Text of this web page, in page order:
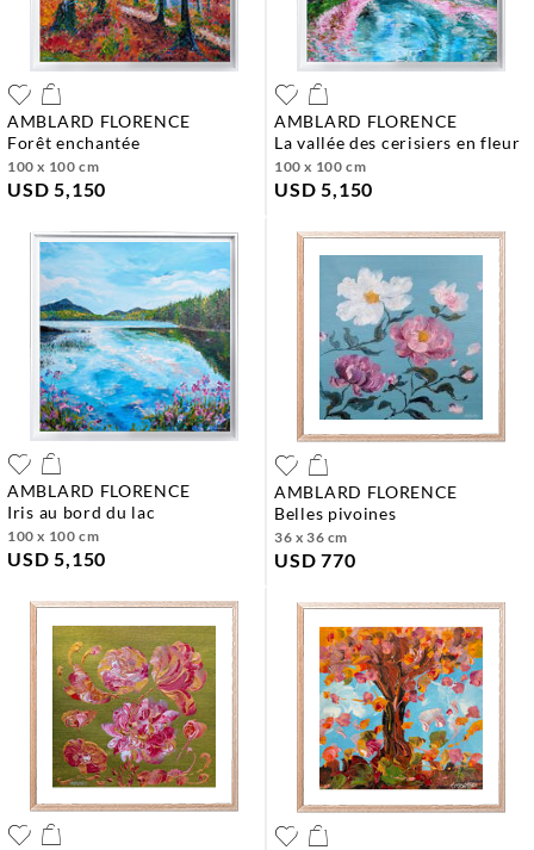
AMBLARD FLORENCE
forêt enchantée
100 x 100 cm
USD 5,150
AMBLARD FLORENCE
la vallée des cerisiers en fleur
100 x 100 cm
USD 5,150
AMBLARD FLORENCE
iris au bord du lac
100 x 100 cm
USD 5,150
AMBLARD FLORENCE
belles pivoines
36 x 36 cm
USD 770